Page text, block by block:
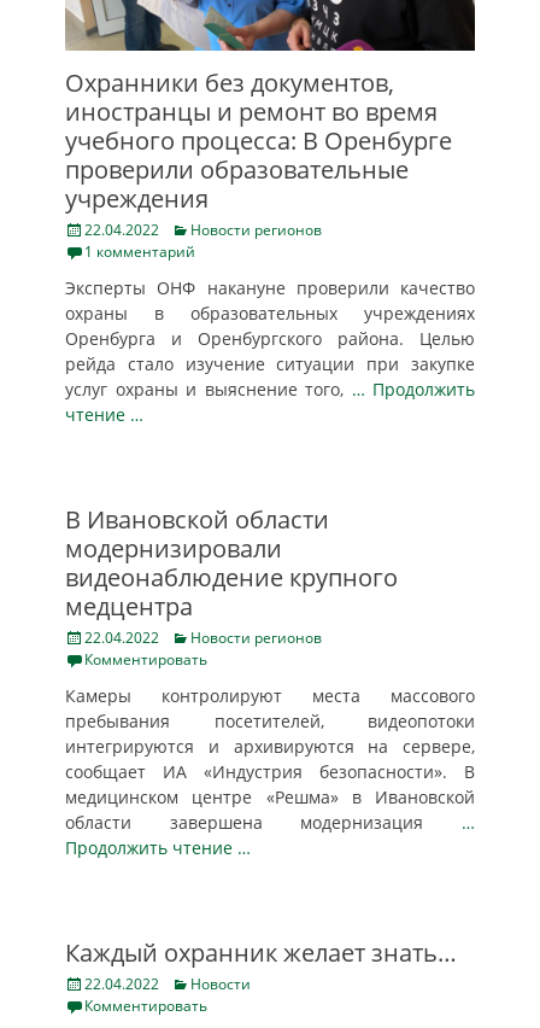
Охранники без документов,
иностранцы и ремонт во время
учебного процесса: В Оренбурге
проверили образовательные
учреждения
Posted
on
22.04.2022 Categories
Новости регионов
1 комментарий
Эксперты ОНФ накануне проверили качество
охраны в образовательных учреждениях
Оренбурга и Оренбургского района. Целью
рейда стало изучение ситуации при закупке
услуг охраны и выяснение того, … Продолжить
чтение …
В Ивановской области
модернизировали
видеонаблюдение крупного
медцентра
Posted
on
22.04.2022 Categories
Новости регионов
Комментировать
Камеры контролируют места массового
пребывания посетителей, видеопотоки
интегрируются и архивируются на сервере,
сообщает ИА «Индустрия безопасности». В
медицинском центре «Решма» в Ивановской
области завершена модернизация …
Продолжить чтение …
Каждый охранник желает знать…
Posted
on
22.04.2022 Categories
Новости
Комментировать